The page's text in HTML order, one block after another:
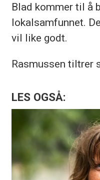
Blad kommer til å
lokalsamfunnet.
vil like godt.
Rasmussen tiltrer
LES OGSÅ: